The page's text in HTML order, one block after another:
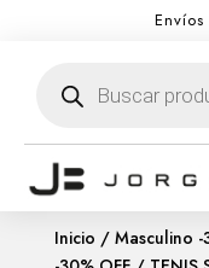
productos
Inicio / Masculino -